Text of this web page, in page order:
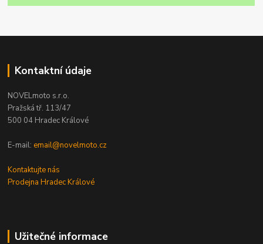
Kontaktní údaje
NOVELmoto s.r.o.
Pražská tř. 113/47
500 04 Hradec Králové
E-mail: email@novelmoto.cz
Kontaktujte nás
Prodejna Hradec Králové
Užitečné informace